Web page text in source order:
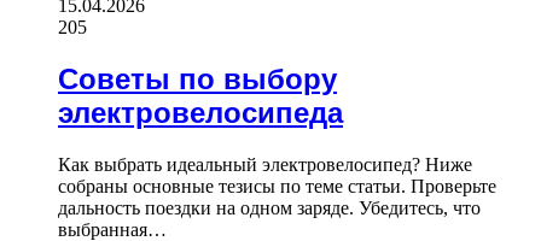
15.04.2026
205
Советы по выбору
электровелосипеда
Как выбрать идеальный электровелосипед? Ниже
собраны основные тезисы по теме статьи. Проверьте
дальность поездки на одном заряде. Убедитесь, что
выбранная…